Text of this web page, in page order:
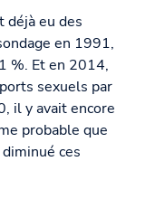
déjà eu des
en 1991,
%. Et en 2014,
sexuels par
il y avait encore
probable que
ces